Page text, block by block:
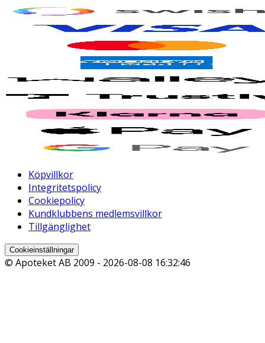
Köpvillkor
Integritetspolicy
Cookiepolicy
Kundklubbens medlemsvillkor
Tillgänglighet
Cookieinställningar
© Apoteket AB 2009 - 2026-08-08 16:32:46